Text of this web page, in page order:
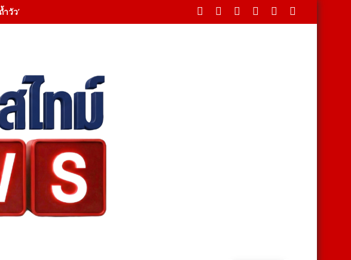
วัว’ – เคลียสิ่งกีดขวางใต้สะพาน บรรเทาทุกข์ชาวบ้านหลังน้ำป่าหลาก